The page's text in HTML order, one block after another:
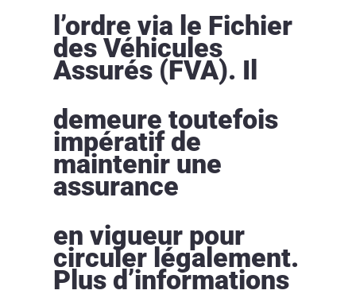
l’ordre via le Fichier
des Véhicules
Assurés (FVA). Il
demeure toutefois
impératif de
maintenir une
assurance
en vigueur pour
circuler légalement.
Plus d’informations